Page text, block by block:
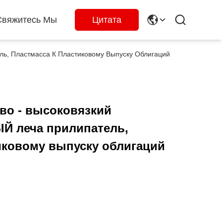
Мы Цитата
К Пластиковому Выпуску Облигаций
- высоковязкий
прилипатель,
выпуску облигаций